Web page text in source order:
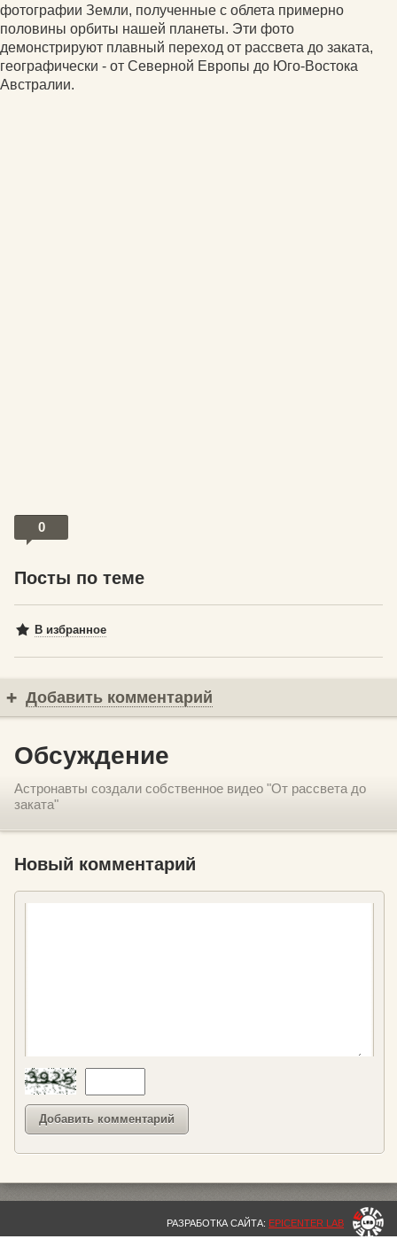
фотографии Земли, полученные с облета примерно
половины орбиты нашей планеты. Эти фото
демонстрируют плавный переход от рассвета до заката,
географически - от Северной Европы до Юго-Востока
Австралии.
0
Посты по теме
В избранное
Добавить комментарий
Обсуждение
Астронавты создали собственное видео "От рассвета до
заката"
Новый комментарий
РАЗРАБОТКА САЙТА: EPICENTER LAB